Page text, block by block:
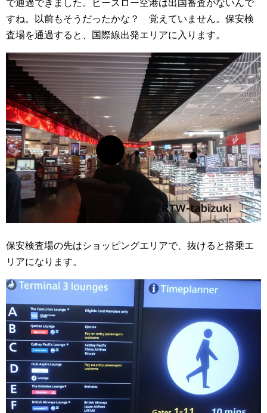
で通過できました。ヒースロー空港は出国審査がないんで
すね。以前もそうだったかな？ 覚えていません。保安検
査場を通過すると、国際線出発エリアに入ります。
保安検査場の先はショッピングエリアで、抜けると搭乗エ
リアになります。